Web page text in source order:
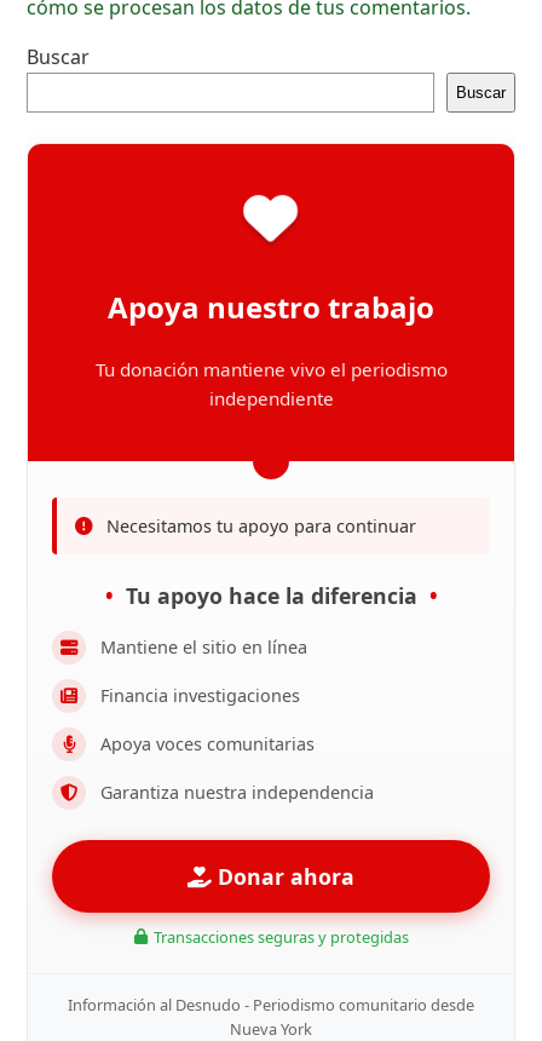
cómo se procesan los datos de tus comentarios.
Buscar
Buscar
Apoya nuestro trabajo
Tu donación mantiene vivo el periodismo
independiente
Necesitamos tu apoyo para continuar
Tu apoyo hace la diferencia
Mantiene el sitio en línea
Financia investigaciones
Apoya voces comunitarias
Garantiza nuestra independencia
Donar ahora
Transacciones seguras y protegidas
Información al Desnudo - Periodismo comunitario desde
Nueva York